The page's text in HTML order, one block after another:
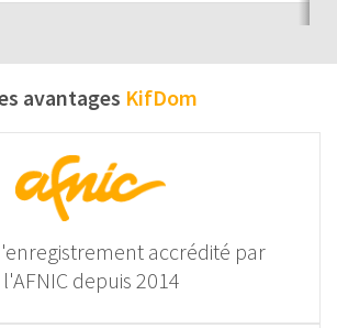
avantages KifDom
accrédité par
l'AFNIC depuis 2014